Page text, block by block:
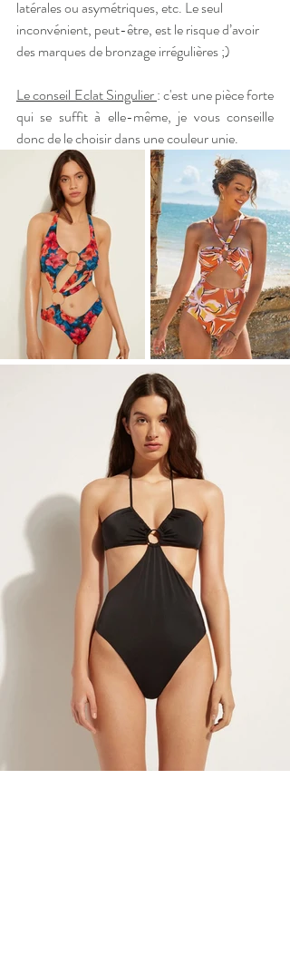
latérales ou asymétriques, etc. Le seul
inconvénient, peut-être, est le risque d’avoir
des marques de bronzage irrégulières ;)
Le conseil Eclat Singulier : c'est une pièce forte
qui se suffit à elle-même, je vous conseille
donc de le choisir dans une couleur unie.